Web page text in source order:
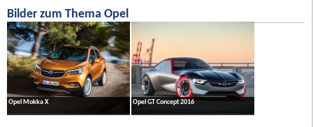
Bilder zum Thema Opel
Opel Mokka X Opel GT Concept 2016